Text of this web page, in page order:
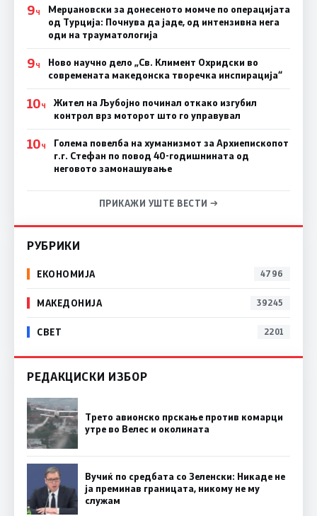
9Ч
Мерџановски за донесеното момче по операцијата
од Турција: Почнува да јаде, од интензивна нега
оди на трауматологија
9Ч
Ново научно дело „Св. Климент Охридски во
современата македонска творечка инспирација“
10Ч
Жител на Љубојно починал откако изгубил
контрол врз моторот што го управувал
10Ч
Голема повелба на хуманизмот за Архиепископот
г.г. Стефан по повод 40-годишнината од
неговото замонашување
ПРИКАЖИ УШТЕ ВЕСТИ →
РУБРИКИ
ЕКОНОМИЈА 4796
МАКЕДОНИЈА 39245
СВЕТ 2201
РЕДАКЦИСКИ ИЗБОР
Трето авионско прскање против комарци
утре во Велес и околината
Вучиќ по средбата со Зеленски: Никаде не
ја преминав границата, никому не му
служам